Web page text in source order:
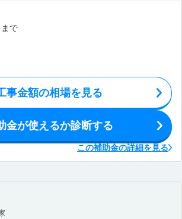
で
事金額の相場を見る
金が使えるか診断する
この補助金の詳細を見る